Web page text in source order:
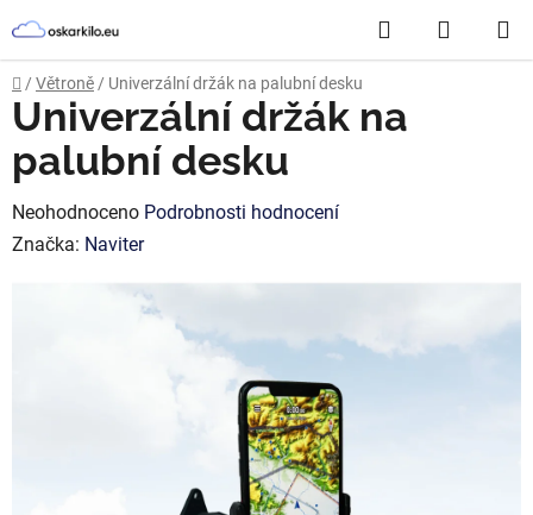
na
obsah
Hledat
KOŠÍK
Domů
/ Větroně / Univerzální držák na palubní desku
Univerzální držák na
palubní desku
Průměrné
hodnocení
Neohodnoceno Podrobnosti hodnocení
Značka: Naviter